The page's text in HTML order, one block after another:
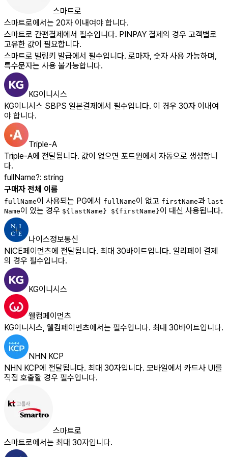
스마트로
스마트로에서는 20자 이내여야 합니다.
스마트로 간편결제에서 필수입니다. PINPAY 결제의 경우 고객별로
고유한 값이 필요합니다.
스마트로 빌링키 발급에서 필수입니다. 로마자, 숫자 사용 가능하며,
특수문자는 사용 불가능합니다.
KG이니시스
KG이니시스 SBPS 일본결제에서 필수입니다. 이 경우 30자 이내여
야 합니다.
Triple-A
Triple-A에 전달됩니다. 값이 없으면 포트원에서 자동으로 생성합니
다.
fullName?: string
구매자 전체 이름
fullName이 사용되는 PG에서 fullName이 없고 firstName과 last
Name이 있는 경우 ${lastName} ${firstName}이 대신 사용됩니다.
나이스정보통신
NICE페이먼츠에 전달됩니다. 최대 30바이트입니다. 알리페이 결제
의 경우 필수입니다.
KG이니시스
웰컴페이먼츠
KG이니시스, 웰컴페이먼츠에서는 필수입니다. 최대 30바이트입니다.
NHN KCP
NHN KCP에 전달됩니다. 최대 30자입니다. 모바일에서 카드사 UI를
직접 호출할 경우 필수입니다.
스마트로
스마트로에서는 최대 30자입니다.